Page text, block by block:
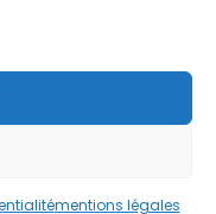
mentions légales